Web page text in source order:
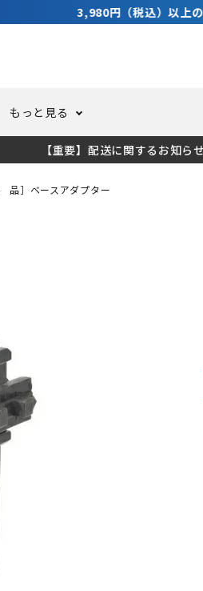
3,980円（税込）以上のご購入で送
水中ライ
今コレ愛
もっと見る
海の遊び
【重要】配送に関するお知らせ
品］ベースアダプター